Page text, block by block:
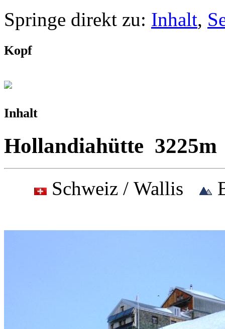
Springe direkt zu: Inhalt,
Kopf
Inhalt
Hollandiahütte 3225m
Schweiz / Wallis